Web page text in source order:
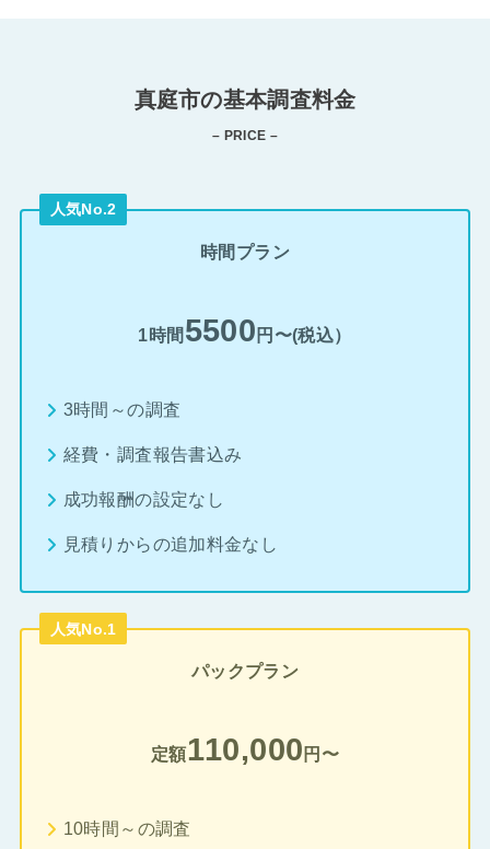
真庭市の基本調査料金
– PRICE –
人気No.2
時間プラン
1時間 5500 円〜(税込）
3時間～の調査
経費・調査報告書込み
成功報酬の設定なし
見積りからの追加料金なし
人気No.1
パックプラン
定額110,000 円〜
10時間～の調査